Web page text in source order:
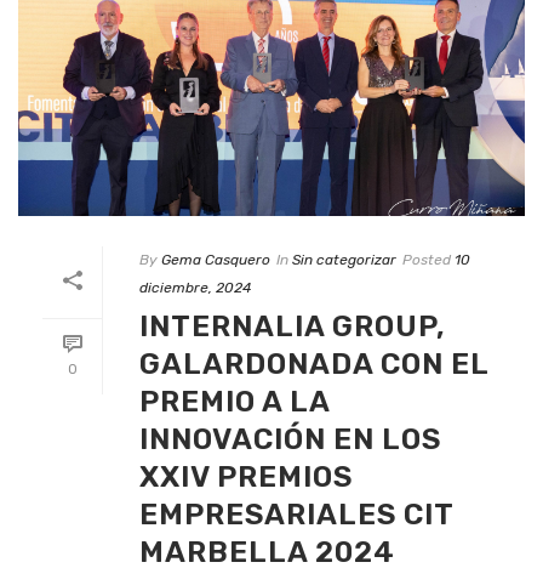
0
By Gema Casquero In Sin categorizar Posted 10
diciembre, 2024
INTERNALIA GROUP,
GALARDONADA CON EL
PREMIO A LA
INNOVACIÓN EN LOS
XXIV PREMIOS
EMPRESARIALES CIT
MARBELLA 2024